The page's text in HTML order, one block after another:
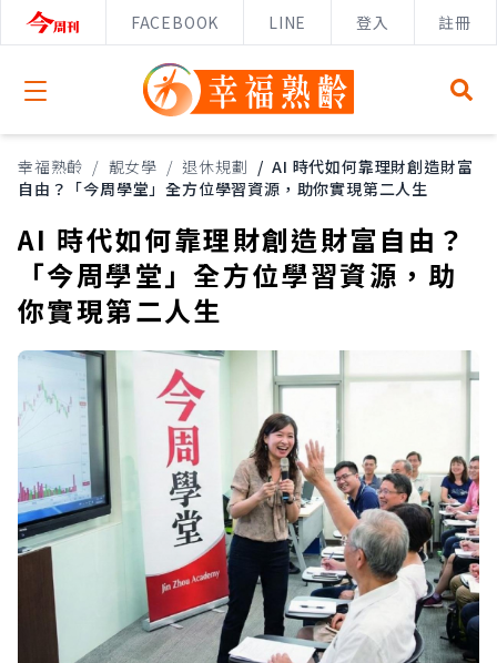
FACEBOOK LINE 登入 註冊
Open menu
幸福熟齡 / 靚女學 / 退休規劃 / AI 時代如何靠理財創造財富
自由？「今周學堂」全方位學習資源，助你實現第二人生
AI 時代如何靠理財創造財富自由？
「今周學堂」全方位學習資源，助
你實現第二人生